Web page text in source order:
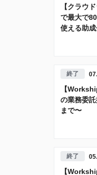
【クラウ
で最大で
使える助
終了
【
の業務委
まで〜
終了
【